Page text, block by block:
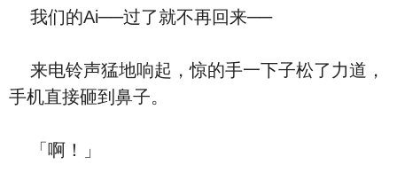
我们的Ai──过了就不再回来──
来电铃声猛地响起，惊的手一下子松了力道，
手机直接砸到鼻子。
「啊！」